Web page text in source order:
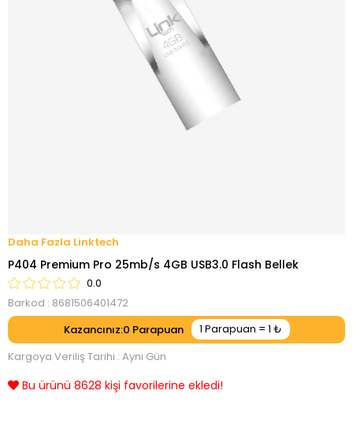
Linktech
P404 Premium Pro 25mb/s 4GB USB3.0 Flash Bellek
0.0
Barkod : 8681506401472
Kazancınız:0
Kargoya Veriliş Tarihi : Aynı Gün
Bu ürünü 8628 kişi favorilerine ekledi!